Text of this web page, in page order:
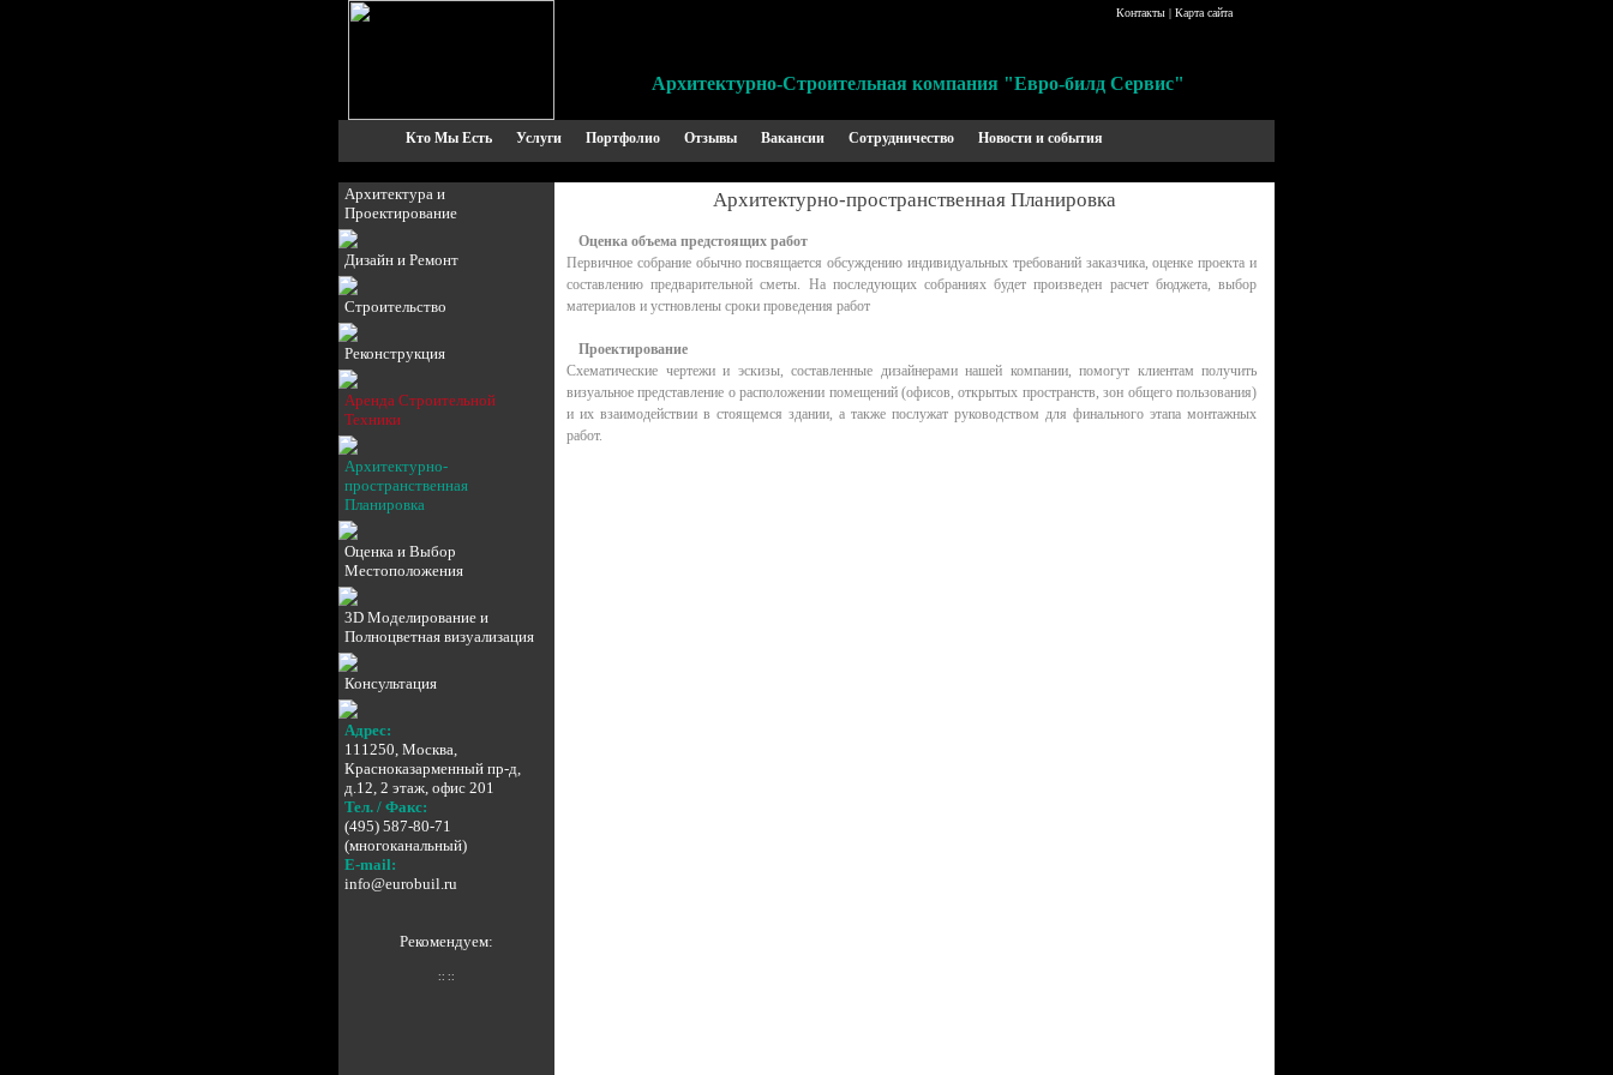
Контакты | Карта сайта
Архитектурно-Строительная компания "Евро-билд Сервис"
Кто Мы Есть Услуги Портфолио Отзывы Вакансии Сотрудничество Новости и события
Архитектура и
Проектирование
Дизайн и Ремонт
Строительство
Реконструкция
Аренда Строительной
Техники
Архитектурно-
пространственная
Планировка
Оценка и Выбор
Местоположения
3D Моделирование и
Полноцветная визуализация
Консультация
Адрес:
111250, Москва,
Красноказарменный пр-д,
д.12, 2 этаж, офис 201
Тел. / Факс:
(495) 587-80-71
(многоканальный)
E-mail:
info@eurobuil.ru
Рекомендуем:
:: ::
Архитектурно-пространственная Планировка
Оценка объема предстоящих работ
Первичное собрание обычно посвящается обсуждению индивидуальных требований заказчика, оценке проекта и
составлению предварительной сметы. На последующих собраниях будет произведен расчет бюджета, выбор
материалов и устновлены сроки проведения работ
Проектирование
Схематические чертежи и эскизы, составленные дизайнерами нашей компании, помогут клиентам получить
визуальное представление о расположении помещений (офисов, открытых пространств, зон общего пользования)
и их взаимодействии в стоящемся здании, а также послужат руководством для финального этапа монтажных
работ.